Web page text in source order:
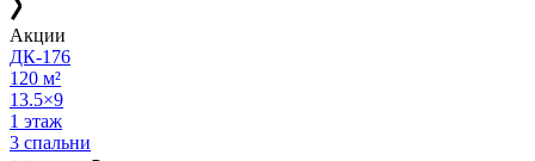
Акции
ДК-176
120 м²
13.5×9
1 этаж
3 спальни